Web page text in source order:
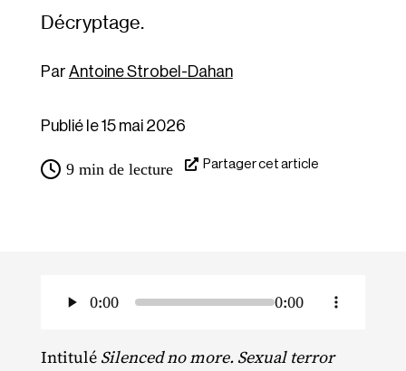
Décryptage.
Antoine Strobel-Dahan
Publié le 15 mai 2026
9 min de lecture Partager cet article
0:00 0:00
Intitulé Silenced no more. Sexual terror